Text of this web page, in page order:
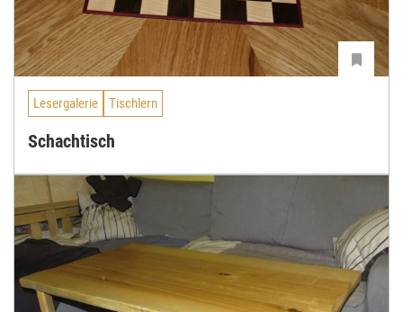
Lesergalerie Tischlern
Schachtisch